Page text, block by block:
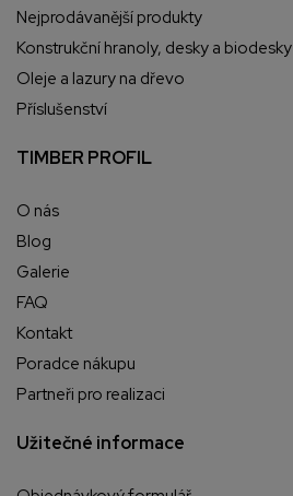
Nejprodávanější produkty
Konstrukční hranoly, desky a biodesky
Oleje a lazury na dřevo
Příslušenství
TIMBER PROFIL
O nás
Blog
Galerie
FAQ
Kontakt
Poradce nákupu
Partneři pro realizaci
Užitečné informace